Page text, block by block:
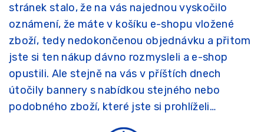
stránek stalo, že na vás najednou vyskočilo
oznámení, že máte v košíku e-shopu vložené
zboží, tedy nedokončenou objednávku a přitom
jste si ten nákup dávno rozmysleli a e-shop
opustili. Ale stejně na vás v příštích dnech
útočily bannery s nabídkou stejného nebo
podobného zboží, které jste si prohlíželi…